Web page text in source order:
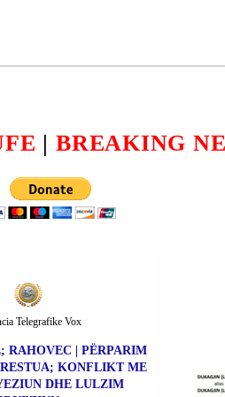
| BREAKING
RAHOVEC | PËRPARIM
KONFLIKT ME
DHE LULZIM
Telegrafike Vox